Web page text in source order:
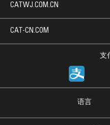
支
CATWJ.COM.CN
CAT-CN.COM
语言